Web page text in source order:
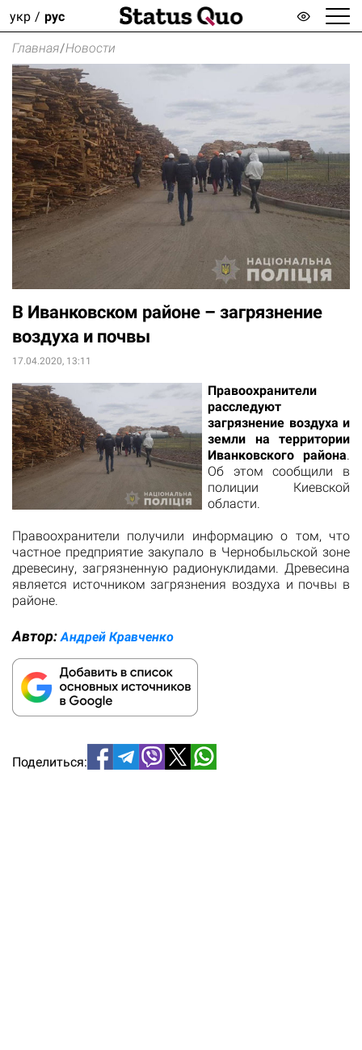
укр рус
Главная/Новости
В Иванковском районе – загрязнение
воздуха и почвы
17.04.2020, 13:11
Правоохранители
расследуют
загрязнение воздуха и
земли на территории
Иванковского района.
Об этом сообщили в
полиции Киевской
области.
Правоохранители получили информацию о том, что
частное предприятие закупало в Чернобыльской зоне
древесину, загрязненную радионуклидами. Древесина
является источником загрязнения воздуха и почвы в
районе.
Автор: Андрей Кравченко
Поделиться: